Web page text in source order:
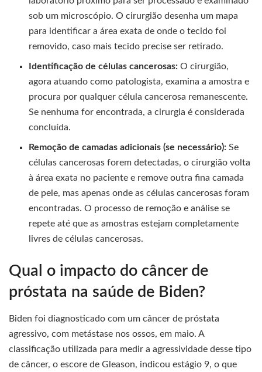
sob um microscópio. O cirurgião desenha um mapa
para identificar a área exata de onde o tecido foi
removido, caso mais tecido precise ser retirado.
Identificação de células cancerosas: O cirurgião,
agora atuando como patologista, examina a amostra e
procura por qualquer célula cancerosa remanescente.
Se nenhuma for encontrada, a cirurgia é considerada
concluída.
Remoção de camadas adicionais (se necessário): Se
células cancerosas forem detectadas, o cirurgião volta
à área exata no paciente e remove outra fina camada
de pele, mas apenas onde as células cancerosas foram
encontradas. O processo de remoção e análise se
repete até que as amostras estejam completamente
livres de células cancerosas.
Qual o impacto do câncer de
próstata na saúde de Biden?
Biden foi diagnosticado com um câncer de próstata
agressivo, com metástase nos ossos, em maio. A
classificação utilizada para medir a agressividade desse tipo
de câncer, o escore de Gleason, indicou estágio 9, o que